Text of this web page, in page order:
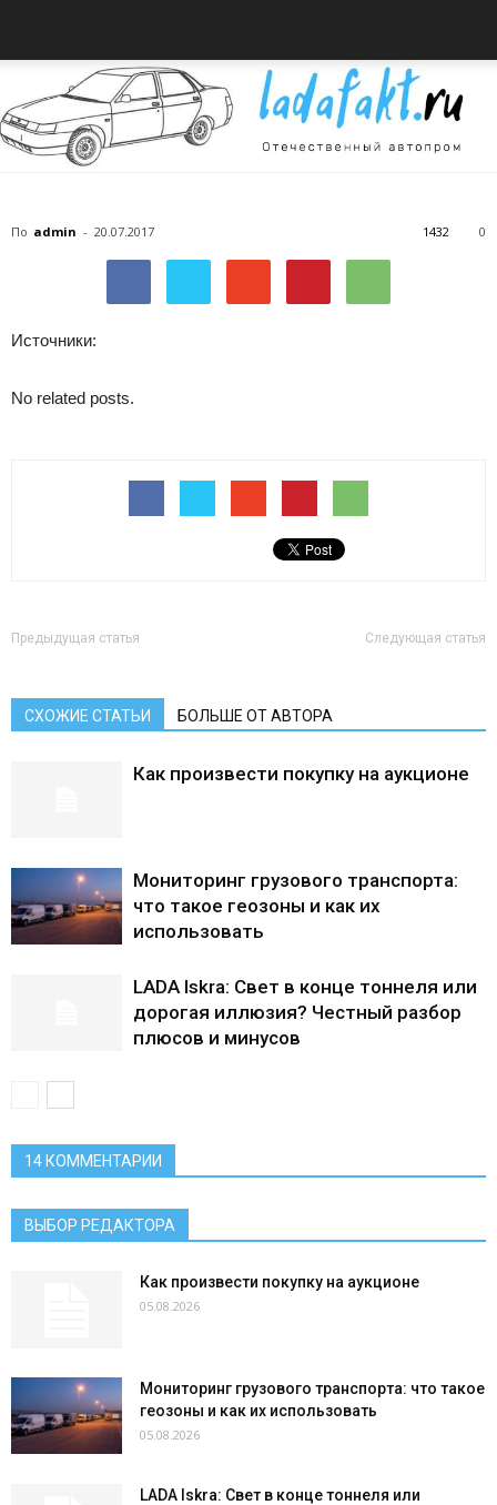
Лада
По admin - 20.07.2017 0
1432
Источники:
No related posts.
Предыдущая статья Следующая статья
СХОЖИЕ СТАТЬИ БОЛЬШЕ ОТ АВТОРА
Как произвести покупку на аукционе
Мониторинг грузового транспорта:
что такое геозоны и как их
использовать
LADA Iskra: Свет в конце тоннеля или
дорогая иллюзия? Честный разбор
плюсов и минусов
14 КОММЕНТАРИИ
ВЫБОР РЕДАКТОРА
Как произвести покупку на аукционе
05.08.2026
Мониторинг грузового транспорта: что такое
геозоны и как их использовать
05.08.2026
LADA Iskra: Свет в конце тоннеля или